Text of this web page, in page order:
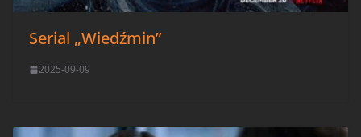
Serial „Wiedźmin”
2025-09-09